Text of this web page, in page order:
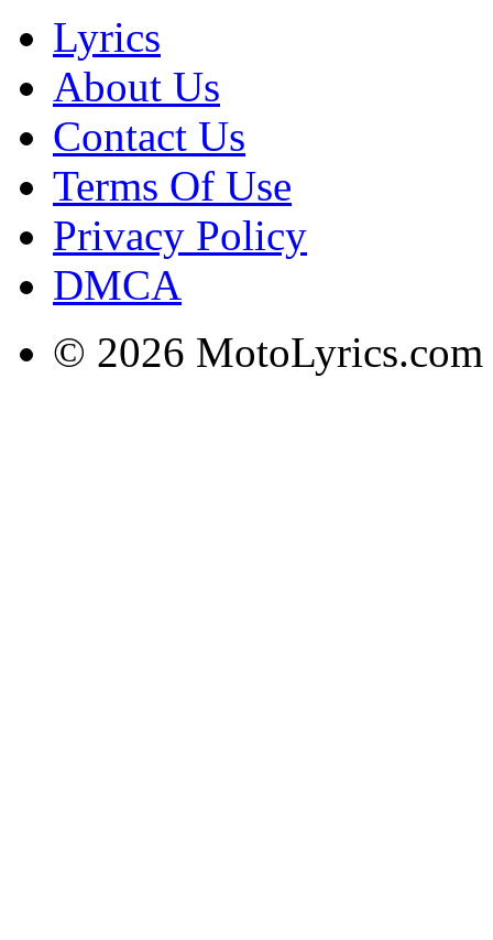
Lyrics
About Us
Contact Us
Terms Of Use
Privacy Policy
DMCA
© 2026 MotoLyrics.com